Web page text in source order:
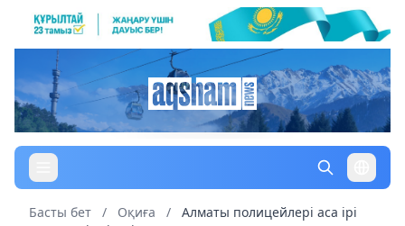
Басты бет / Оқиға /
Алматы полицейлері аса ірі